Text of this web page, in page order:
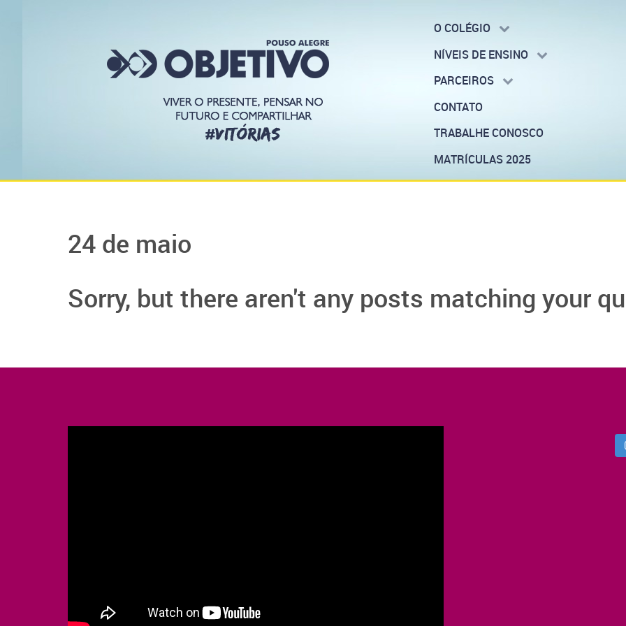
O COLÉGIO
NÍVEIS DE ENSINO
PARCEIROS
CONTATO
TRABALHE CONOSCO
MATRÍCULAS 2025
24 de maio
Sorry, but there aren't any posts matching your